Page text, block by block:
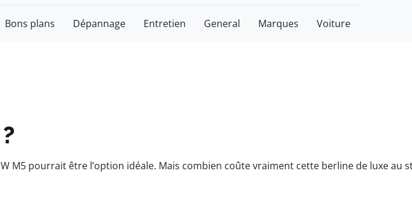
Bons plans Dépannage Entretien General Marques Voiture
M5 pourrait être l’option idéale. Mais combien coûte vraiment cette berline de luxe